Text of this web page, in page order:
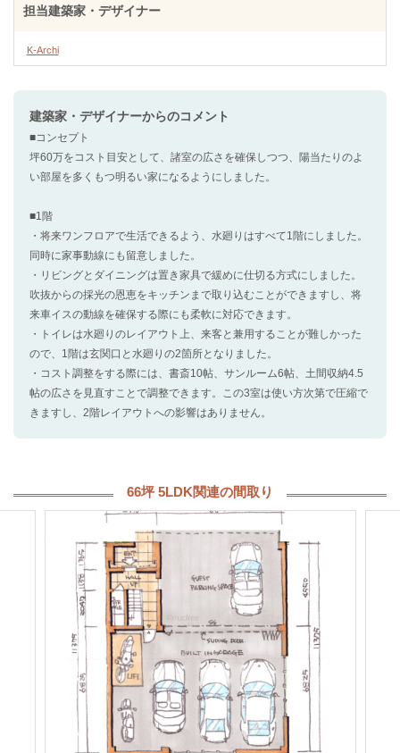
担当建築家・デザイナー
K-Archi
建築家・デザイナーからのコメント
■コンセプト
坪60万をコスト目安として、諸室の広さを確保しつつ、陽当たりのよ
い部屋を多くもつ明るい家になるようにしました。
■1階
・将来ワンフロアで生活できるよう、水廻りはすべて1階にしました。
同時に家事動線にも留意しました。
・リビングとダイニングは置き家具で緩めに仕切る方式にしました。
吹抜からの採光の恩恵をキッチンまで取り込むことができますし、将
来車イスの動線を確保する際にも柔軟に対応できます。
・トイレは水廻りのレイアウト上、来客と兼用することが難しかった
ので、1階は玄関口と水廻りの2箇所となりました。
・コスト調整をする際には、書斎10帖、サンルーム6帖、土間収納4.5
帖の広さを見直すことで調整できます。この3室は使い方次第で圧縮で
きますし、2階レイアウトへの影響はありません。
66坪 5LDK関連の間取り